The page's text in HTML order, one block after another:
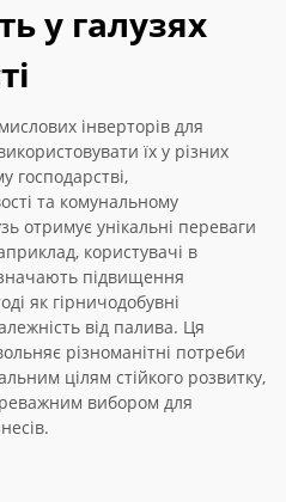
у галузях
інверторів для
їх у різних
господарстві,
та комунальному
отримує унікальні переваги
користувачі в
підвищення
як гірничодобувні
від палива. Ця
різноманітні потреби
цілям стійкого розвитку,
вибором для